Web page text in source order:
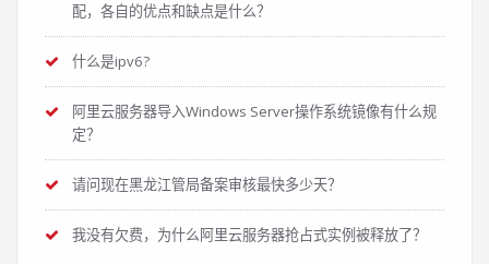
配，各自的优点和缺点是什么？
什么是ipv6?
阿里云服务器导入Windows Server操作系统镜像有什么规
定？
请问现在黑龙江管局备案审核最快多少天？
我没有欠费，为什么阿里云服务器抢占式实例被释放了？